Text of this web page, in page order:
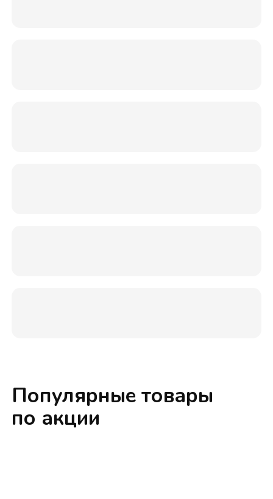
Популярные товары
по акции